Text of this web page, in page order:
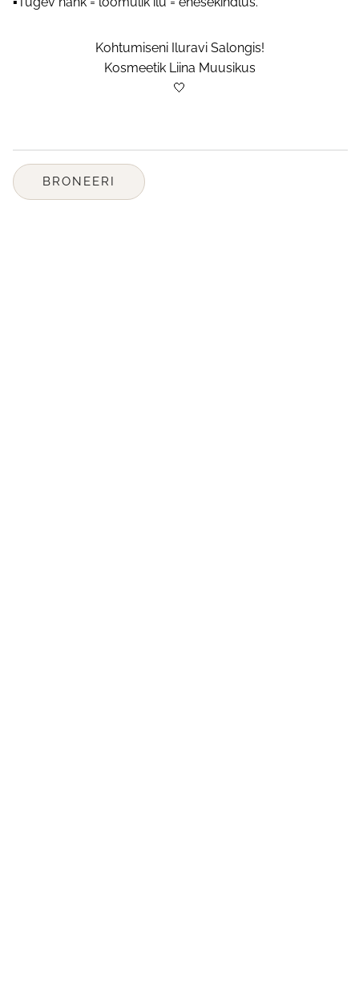
Kohtumiseni Iluravi Salongis!
Kosmeetik Liina Muusikus
🤍
BRONEERI